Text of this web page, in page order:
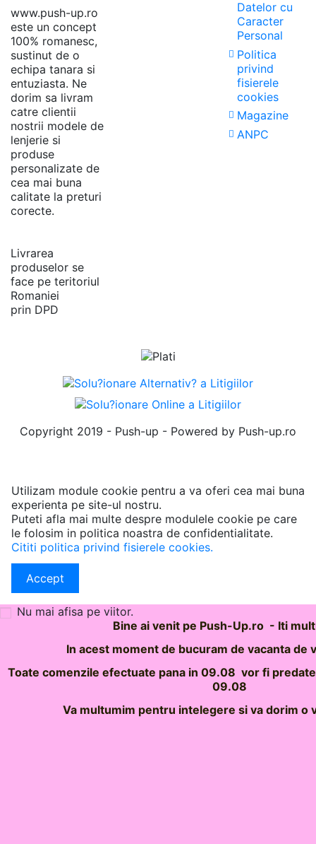
Valoarea produsului returnat va fi returnata in contul indicat de
dumneavoastra in maxim 7 zile lucratoare de la confirmarea
primirii produsului la depozitul Push-up.ro
www.push-up.ro
este un concept
100% romanesc,
sustinut de o
echipa tanara si
entuziasta. Ne
dorim sa livram
catre clientii
nostrii modele de
lenjerie si
produse
personalizate de
cea mai buna
calitate la preturi
corecte.
Livrarea
produselor se
face pe teritoriul
Romaniei
prin DPD
Datelor cu
Caracter
Personal
Politica
privind
fisierele
cookies
Magazine
ANPC
Copyright 2019 - Push-up - Powered by Push-up.ro
Utilizam module cookie pentru a va oferi cea mai buna
experienta pe site-ul nostru.
Puteti afla mai multe despre modulele cookie pe care
le folosim in politica noastra de confidentialitate.
Cititi politica privind fisierele cookies.
Accept
Nu mai afisa pe viitor.
Bine ai venit pe Push-Up.ro - Iti
In acest moment de bucuram de vacanta de
Toate comenzile efectuate pana in 09.08 vor fi
09.08
Va multumim pentru intelegere si va dorim o